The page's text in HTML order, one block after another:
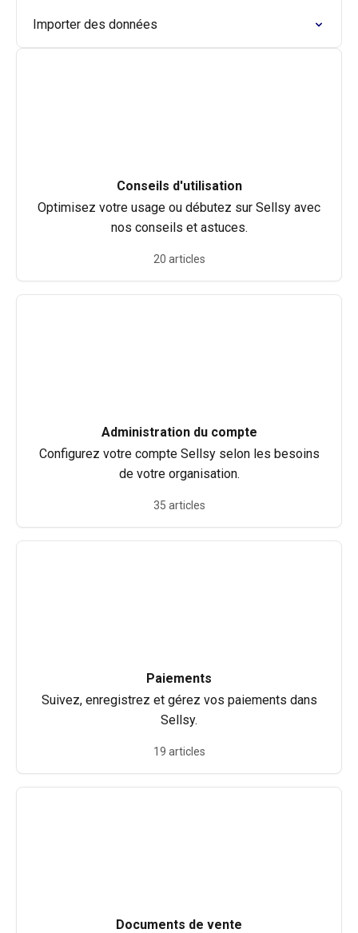
Importer des données
Conseils d'utilisation
Optimisez votre usage ou débutez sur Sellsy avec
nos conseils et astuces.
20 articles
Administration du compte
Configurez votre compte Sellsy selon les besoins
de votre organisation.
35 articles
Paiements
Suivez, enregistrez et gérez vos paiements dans
Sellsy.
19 articles
Documents de vente